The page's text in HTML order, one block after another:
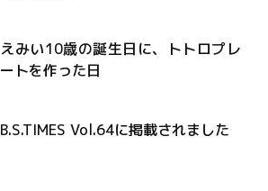
えみい10歳の誕生日に、トトロプレ
ートを作った日
B.S.TIMES Vol.64に掲載されました